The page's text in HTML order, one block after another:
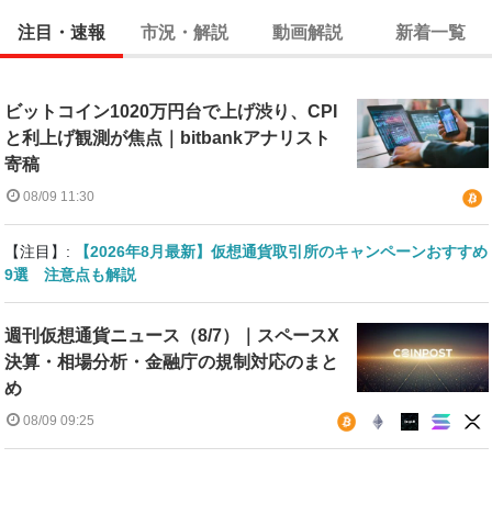
注目・速報 市況・解説 動画解説 新着一覧
ビットコイン1020万円台で上げ渋り、CPI
と利上げ観測が焦点｜bitbankアナリスト
寄稿
08/09 11:30
【注目】:
【2026年8月最新】仮想通貨取引所のキャンペーンおすすめ
9選 注意点も解説
週刊仮想通貨ニュース（8/7）｜スペースX
決算・相場分析・金融庁の規制対応のまと
め
08/09 09:25